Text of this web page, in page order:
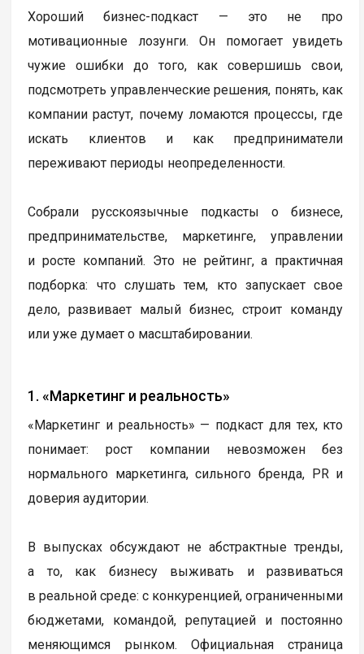
Хороший бизнес-подкаст — это не про
мотивационные лозунги. Он помогает увидеть
чужие ошибки до того, как совершишь свои,
подсмотреть управленческие решения, понять, как
компании растут, почему ломаются процессы, где
искать клиентов и как предприниматели
переживают периоды неопределенности.
Собрали русскоязычные подкасты о бизнесе,
предпринимательстве, маркетинге, управлении
и росте компаний. Это не рейтинг, а практичная
подборка: что слушать тем, кто запускает свое
дело, развивает малый бизнес, строит команду
или уже думает о масштабировании.
1. «Маркетинг и реальность»
«Маркетинг и реальность» — подкаст для тех, кто
понимает: рост компании невозможен без
нормального маркетинга, сильного бренда, PR и
доверия аудитории.
В выпусках обсуждают не абстрактные тренды,
а то, как бизнесу выживать и развиваться
в реальной среде: с конкуренцией, ограниченными
бюджетами, командой, репутацией и постоянно
меняющимся рынком. Официальная страница